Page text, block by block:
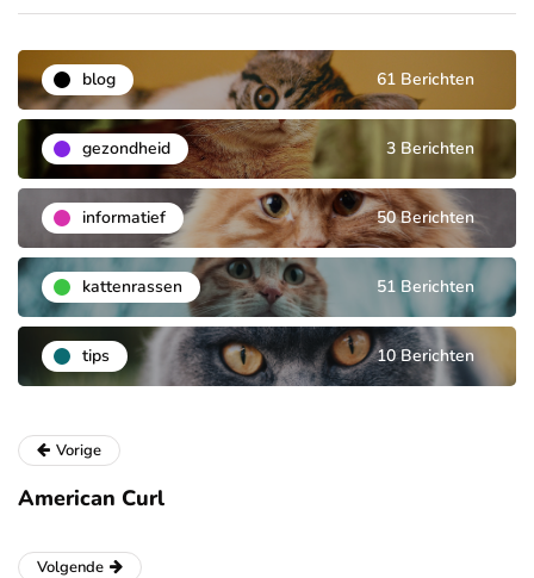
blog 61 Berichten
gezondheid 3 Berichten
informatief 50 Berichten
kattenrassen 51 Berichten
tips 10 Berichten
Vorige
American Curl
Volgende